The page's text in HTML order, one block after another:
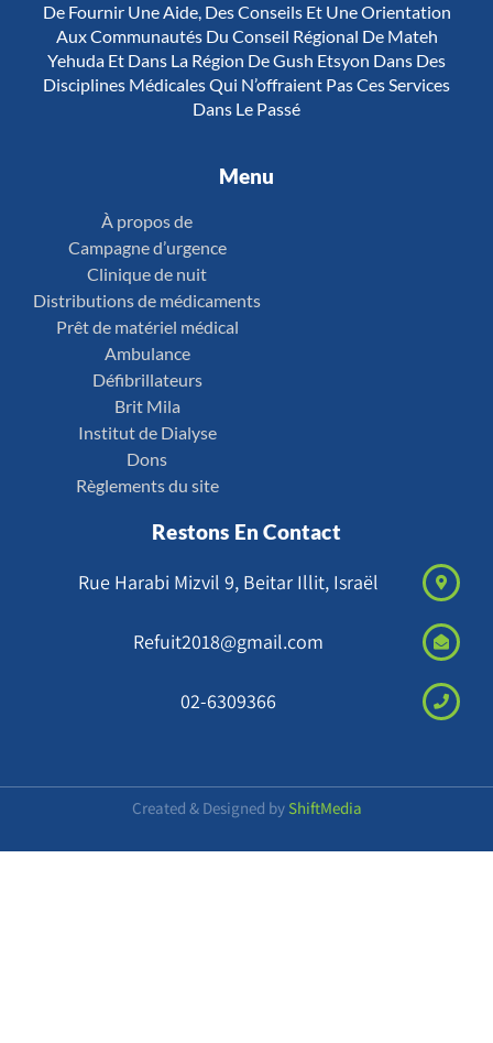
De Fournir Une Aide, Des Conseils Et Une Orientation
Aux Communautés Du Conseil Régional De Mateh
Yehuda Et Dans La Région De Gush Etsyon Dans Des
Disciplines Médicales Qui N’offraient Pas Ces Services
Dans Le Passé
Menu
À propos de
Campagne d’urgence
Clinique de nuit
Distributions de médicaments
Prêt de matériel médical
Ambulance
Défibrillateurs
Brit Mila
Institut de Dialyse
Dons
Règlements du site
Restons En Contact
Rue Harabi Mizvil 9, Beitar Illit, Israël
Refuit2018@gmail.com
02-6309366
Created & Designed by ShiftMedia